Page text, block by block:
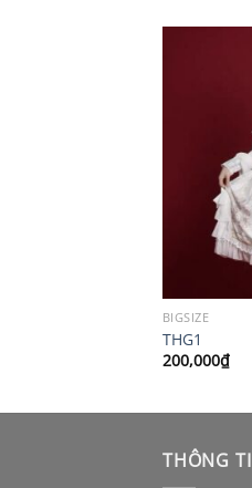
BIGSIZE
THG1
200,000₫
THÔNG